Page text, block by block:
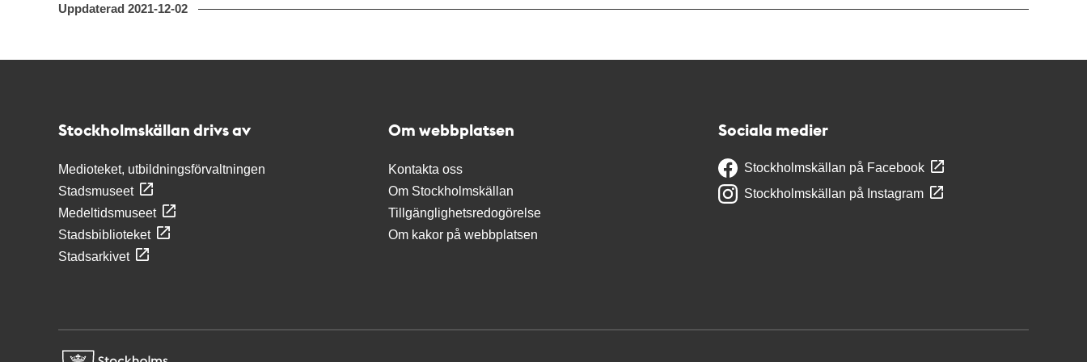
Uppdaterad 2021-12-02
Stockholmskällan drivs av
Medioteket, utbildningsförvaltningen
Stadsmuseet
Medeltidsmuseet
Stadsbiblioteket
Stadsarkivet
Om webbplatsen
Kontakta oss
Om Stockholmskällan
Tillgänglighetsredogörelse
Om kakor på webbplatsen
Sociala medier
Stockholmskällan på Facebook
Stockholmskällan på Instagram